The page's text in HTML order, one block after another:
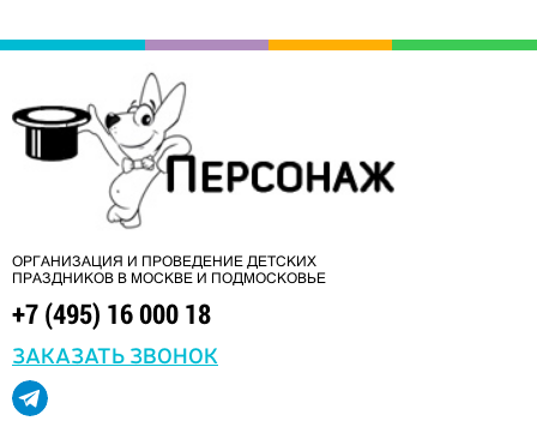
ОРГАНИЗАЦИЯ И ПРОВЕДЕНИЕ ДЕТСКИХ
ПРАЗДНИКОВ В МОСКВЕ И ПОДМОСКОВЬЕ
+7 (495) 16 000 18
ЗАКАЗАТЬ ЗВОНОК